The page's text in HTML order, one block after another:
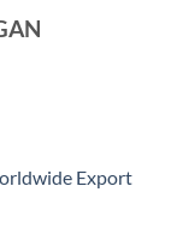
Export